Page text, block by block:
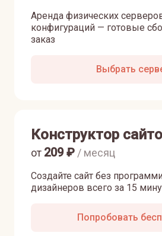
Аренда физических
конфигураций — готовые
заказ
Выбрать
Конструктор
Создайте сайт без
дизайнеров всего за 15
от 209₽ / месяц
Попробовать